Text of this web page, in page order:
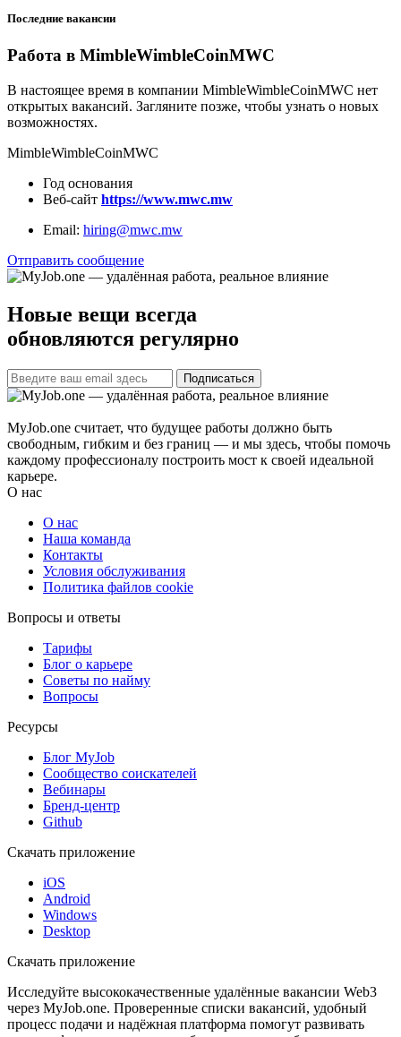
Последние вакансии
Работа в MimbleWimbleCoinMWC
В настоящее время в компании MimbleWimbleCoinMWC нет
открытых вакансий. Загляните позже, чтобы узнать о новых
возможностях.
MimbleWimbleCoinMWC
Год основания
Веб-сайт https://www.mwc.mw
Email: hiring@mwc.mw
Отправить сообщение
Новые вещи всегда
обновляются регулярно
Подписаться
MyJob.one считает, что будущее работы должно быть
свободным, гибким и без границ — и мы здесь, чтобы помочь
каждому профессионалу построить мост к своей идеальной
карьере.
О нас
О нас
Наша команда
Контакты
Условия обслуживания
Политика файлов cookie
Вопросы и ответы
Тарифы
Блог о карьере
Советы по найму
Вопросы
Ресурсы
Блог MyJob
Сообщество соискателей
Вебинары
Бренд-центр
Github
Скачать приложение
iOS
Android
Windows
Desktop
Скачать приложение
Исследуйте высококачественные удалённые вакансии Web3
через MyJob.one. Проверенные списки вакансий, удобный
процесс подачи и надёжная платформа помогут развивать